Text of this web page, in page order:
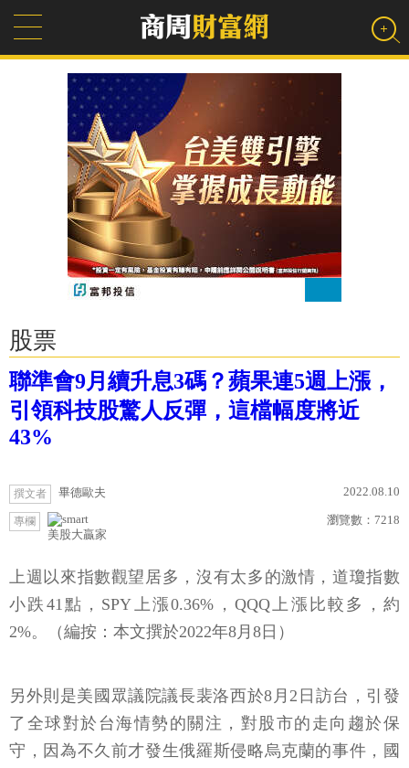
股票
聯準會9月續升息3碼？蘋果連5週上漲，
引領科技股驚人反彈，這檔幅度將近
43%
撰文者 畢德歐夫 2022.08.10
專欄
美股大贏家
瀏覽數： 7218
上週以來指數觀望居多，沒有太多的激情，道瓊指數
小跌41點，SPY上漲0.36%，QQQ上漲比較多，約
2%。（編按：本文撰於2022年8月8日）
另外則是美國眾議院議長裴洛西於8月2日訪台，引發
了全球對於台海情勢的關注，對股市的走向趨於保
守，因為不久前才發生俄羅斯侵略烏克蘭的事件，國